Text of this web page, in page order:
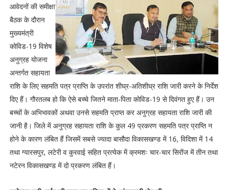
आवेदनों की समीक्षा
बैठक के दौरान
मुख्यमंत्री
कोविड-19 विशेष
अनुग्रह योजना
अन्तर्गत सहायता
राशि के लिए सहमति पत्र प्राप्ति के उपरांत शीघ्र-अतिशीघ्र राशि जारी करने के निर्देश
दिए हैं। गौरतलब हो कि ऐसे बच्चे जितने माता-पिता कोविड-19 से दिवंगत हुए हैं। उन
बच्चों के अभिभावकों अथवा उनसे सहमति प्राप्त कर अनुग्रह सहायता राशि जारी की
जानी है। जिले में अनुग्रह सहायता राशि के कुल 49 प्रकरण सहमति पत्र प्राप्ति न
होने के कारण लंबित हैं जिसमें सबसे ज्यादा बासौदा विकासखण्ड में 16, विदिशा में 14
तथा ग्यारसपुर, लटेरी व कुरवाई सहित प्रत्येक में क्रमशः चार-चार सिरोंज में तीन तथा
नटेरन विकासखण्ड में दो प्रकरण लंबित हैं।